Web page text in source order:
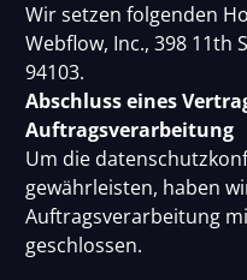
Wir setzen folgenden
Webflow, Inc., 398 11th
94103.
Abschluss eines
Auftragsverarbeitung
Um die
gewährleisten, haben
Auftragsverarbeitung
geschlossen.